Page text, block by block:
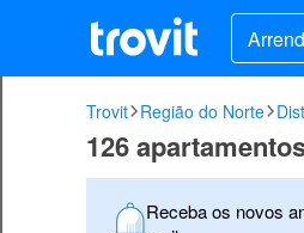
Trovit Região do Norte
126
Receba os novos